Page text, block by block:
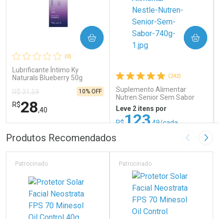
(0)
Lubrificante Íntimo Ky
Naturals Blueberry 50g
R$ 31,59
R$28,40
10% OFF
COMPRAR
FECHAR
FECHAR
Por Menos
(242)
Suplemento Alimentar
Nutren Senior Sem Sabor
740g
Leve 2 itens por
R$123,49/cada
COMPRAR
Por Menos
Produtos Recomendados Imagem
Patrocinado Patrocinado